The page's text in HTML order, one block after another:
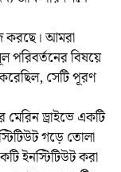
করছে। আমরা
পরিবর্তনের বিষয়ে
সেটি পূরণ
মেরিন ড্রাইভে একটি
গড়ে তোলা
ইনস্টিটিউট করা